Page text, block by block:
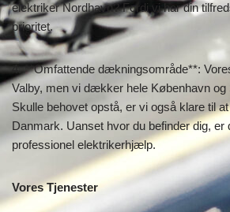
elektriker Nordhavn? Fordi vi har din
prioritet.
4. **Omfattende dækningsområde**:
Valby, men vi dækker hele København og
Skulle behovet opstå, er vi også klare til
Danmark. Uanset hvor du befinder dig, er
professionel elektrikerhjælp.
Vores Tjenester